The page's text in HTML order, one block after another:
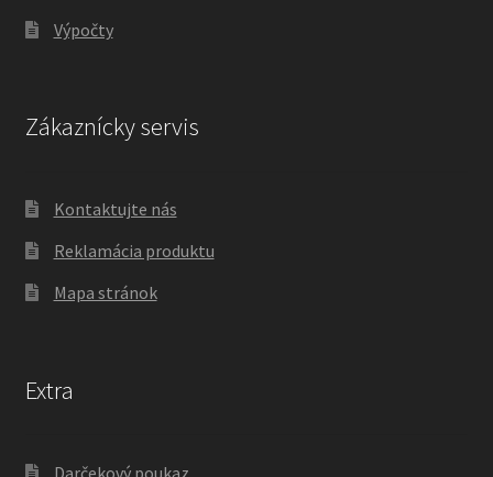
Výpočty
Zákaznícky servis
Kontaktujte nás
Reklamácia produktu
Mapa stránok
Extra
Darčekový poukaz